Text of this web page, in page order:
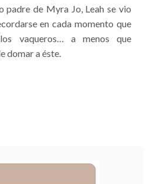
padre de Myra Jo, Leah se vio
en cada momento que
vaqueros… a menos que
domar a éste.